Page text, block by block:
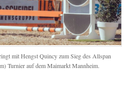
mit Hengst Quincy zum Sieg des Allspan
Turnier auf dem Maimarkt Mannheim.